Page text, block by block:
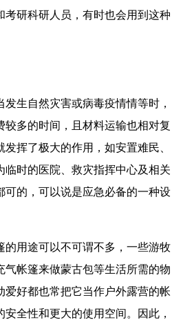
考研科研人员，有时也会用到这种
生自然灾害或病毒疫情情等时，
较多的时间，且材料运输也相对复
挥了极大的作用，如安置难民、
临时的医院、救灾指挥中心及相关
可的，可以说是应急必备的一种设
的用途可以不可谓不多，一些游牧
气帐篷来做蒙古包等生活所需的物
爱好都也常把它当作户外露营的帐
全性和更大的使用空间。因此，